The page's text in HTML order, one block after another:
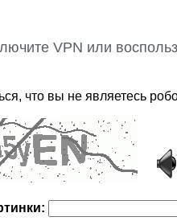
VPN или
что вы не являетесь